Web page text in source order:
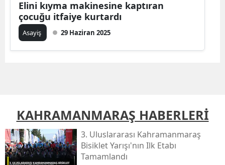
Elini kıyma makinesine kaptıran
çocuğu itfaiye kurtardı
Asayiş 29 Haziran 2025
KAHRAMANMARAŞ HABERLERİ
3. Uluslararası Kahramanmaraş
Bisiklet Yarışı'nın Ilk Etabı
Tamamlandı